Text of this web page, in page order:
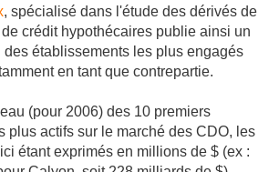
, spécialisé dans l'étude des dérivés de
crédit hypothécaires publie ainsi un
établissements les plus engagés
en tant que contrepartie.
(pour 2006) des 10 premiers
plus actifs sur le marché des CDO, les
étant exprimés en millions de $ (ex :